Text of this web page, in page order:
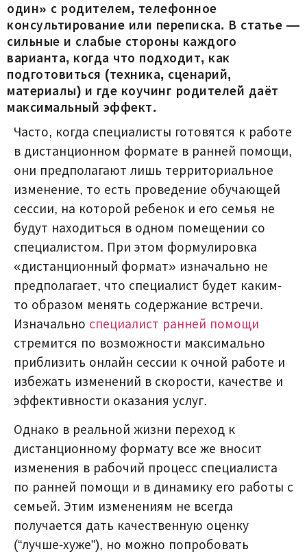
один» с родителем, телефонное
консультирование или переписка. В статье —
сильные и слабые стороны каждого
варианта, когда что подходит, как
подготовиться (техника, сценарий,
материалы) и где коучинг родителей даёт
максимальный эффект.
Часто, когда специалисты готовятся к работе
в дистанционном формате в ранней помощи,
они предполагают лишь территориальное
изменение, то есть проведение обучающей
сессии, на которой ребенок и его семья не
будут находиться в одном помещении со
специалистом. При этом формулировка
«дистанционный формат» изначально не
предполагает, что специалист будет каким-
то образом менять содержание встречи.
Изначально специалист ранней помощи
стремится по возможности максимально
приблизить онлайн сессии к очной работе и
избежать изменений в скорости, качестве и
эффективности оказания услуг.
Однако в реальной жизни переход к
дистанционному формату все же вносит
изменения в рабочий процесс специалиста
по ранней помощи и в динамику его работы с
семьей. Этим изменениям не всегда
получается дать качественную оценку
(“лучше-хуже”), но можно попробовать